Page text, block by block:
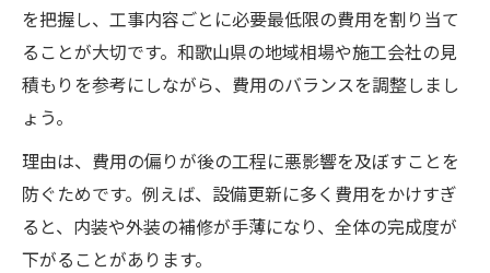
を把握し、工事内容ごとに必要最低限の費用を割り当て
ることが大切です。和歌山県の地域相場や施工会社の見
積もりを参考にしながら、費用のバランスを調整しまし
ょう。
理由は、費用の偏りが後の工程に悪影響を及ぼすことを
防ぐためです。例えば、設備更新に多く費用をかけすぎ
ると、内装や外装の補修が手薄になり、全体の完成度が
下がることがあります。